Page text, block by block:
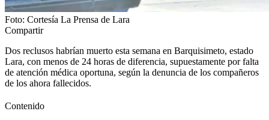
Foto: Cortesía La Prensa de Lara
Compartir
Dos reclusos habrían muerto esta semana en Barquisimeto, estado
Lara, con menos de 24 horas de diferencia, supuestamente por falta
de atención médica oportuna, según la denuncia de los compañeros
de los ahora fallecidos.
Contenido